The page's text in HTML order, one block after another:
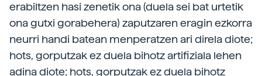
erabiltzen hasi zenetik ona (duela sei bat urtetik
ona gutxi gorabehera) zaputzaren eragin ezkorra
neurri handi batean menperatzen ari direla diote;
hots, gorputzak ez duela bihotz artifiziala lehen
adina diote; hots, gorputzak ez duela bihotz